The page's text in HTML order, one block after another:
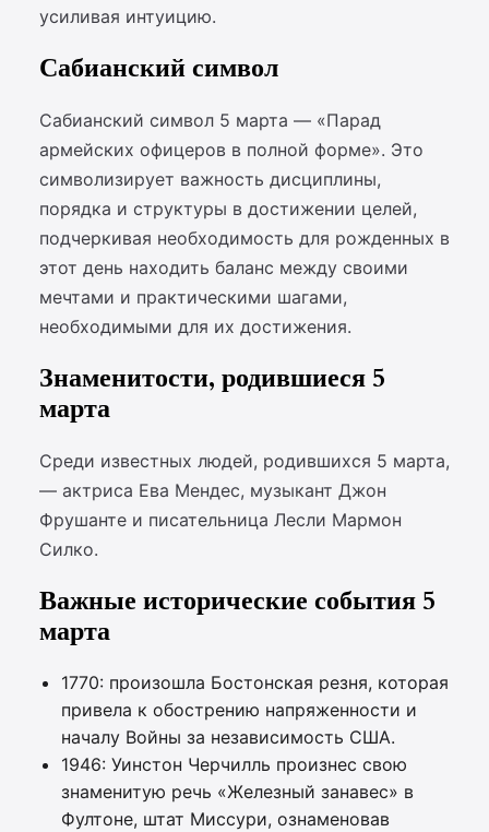
усиливая интуицию.
Сабианский символ
Сабианский символ 5 марта — «Парад
армейских офицеров в полной форме». Это
символизирует важность дисциплины,
порядка и структуры в достижении целей,
подчеркивая необходимость для рожденных в
этот день находить баланс между своими
мечтами и практическими шагами,
необходимыми для их достижения.
Знаменитости, родившиеся 5
марта
Среди известных людей, родившихся 5 марта,
— актриса Ева Мендес, музыкант Джон
Фрушанте и писательница Лесли Мармон
Силко.
Важные исторические события 5
марта
1770: произошла Бостонская резня, которая
привела к обострению напряженности и
началу Войны за независимость США.
1946: Уинстон Черчилль произнес свою
знаменитую речь «Железный занавес» в
Фултоне, штат Миссури, ознаменовав